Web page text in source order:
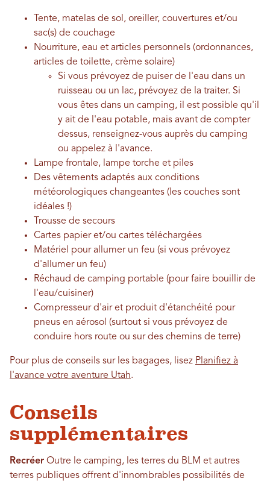
Tente, matelas de sol, oreiller, couvertures et/ou
sac(s) de couchage
Nourriture, eau et articles personnels (ordonnances,
articles de toilette, crème solaire)
Si vous prévoyez de puiser de l'eau dans un
ruisseau ou un lac, prévoyez de la traiter. Si
vous êtes dans un camping, il est possible qu'il
y ait de l'eau potable, mais avant de compter
dessus, renseignez-vous auprès du camping
ou appelez à l'avance.
Lampe frontale, lampe torche et piles
Des vêtements adaptés aux conditions
météorologiques changeantes (les couches sont
idéales !)
Trousse de secours
Cartes papier et/ou cartes téléchargées
Matériel pour allumer un feu (si vous prévoyez
d'allumer un feu)
Réchaud de camping portable (pour faire bouillir de
l'eau/cuisiner)
Compresseur d'air et produit d'étanchéité pour
pneus en aérosol (surtout si vous prévoyez de
conduire hors route ou sur des chemins de terre)
Pour plus de conseils sur les bagages, lisez Planifiez à
l'avance votre aventure Utah.
Conseils
supplémentaires
Recréer Outre le camping, les terres du BLM et autres
terres publiques offrent d'innombrables possibilités de